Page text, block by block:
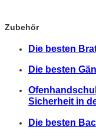
Zubehör
Die besten
Die besten
Sicherheit in
Die besten